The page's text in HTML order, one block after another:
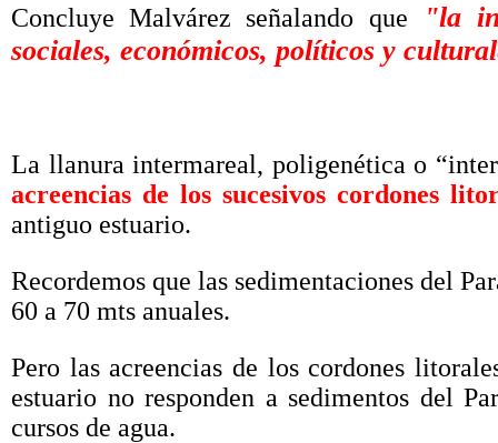
Concluye Malvárez señalando que "la
sociales, económicos, políticos y
La llanura intermareal, poligenética o
acreencias de los sucesivos cordones
antiguo estuario.
Recordemos que las sedimentaciones del
60 a 70 mts anuales.
Pero las acreencias de los cordones
estuario no responden a sedimentos del
cursos de agua.